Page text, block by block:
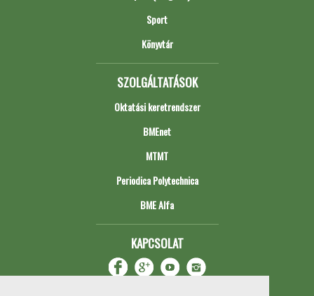
Sport
Könyvtár
SZOLGÁLTATÁSOK
Oktatási keretrendszer
BMEnet
MTMT
Periodica Polytechnica
BME Alfa
KAPCSOLAT